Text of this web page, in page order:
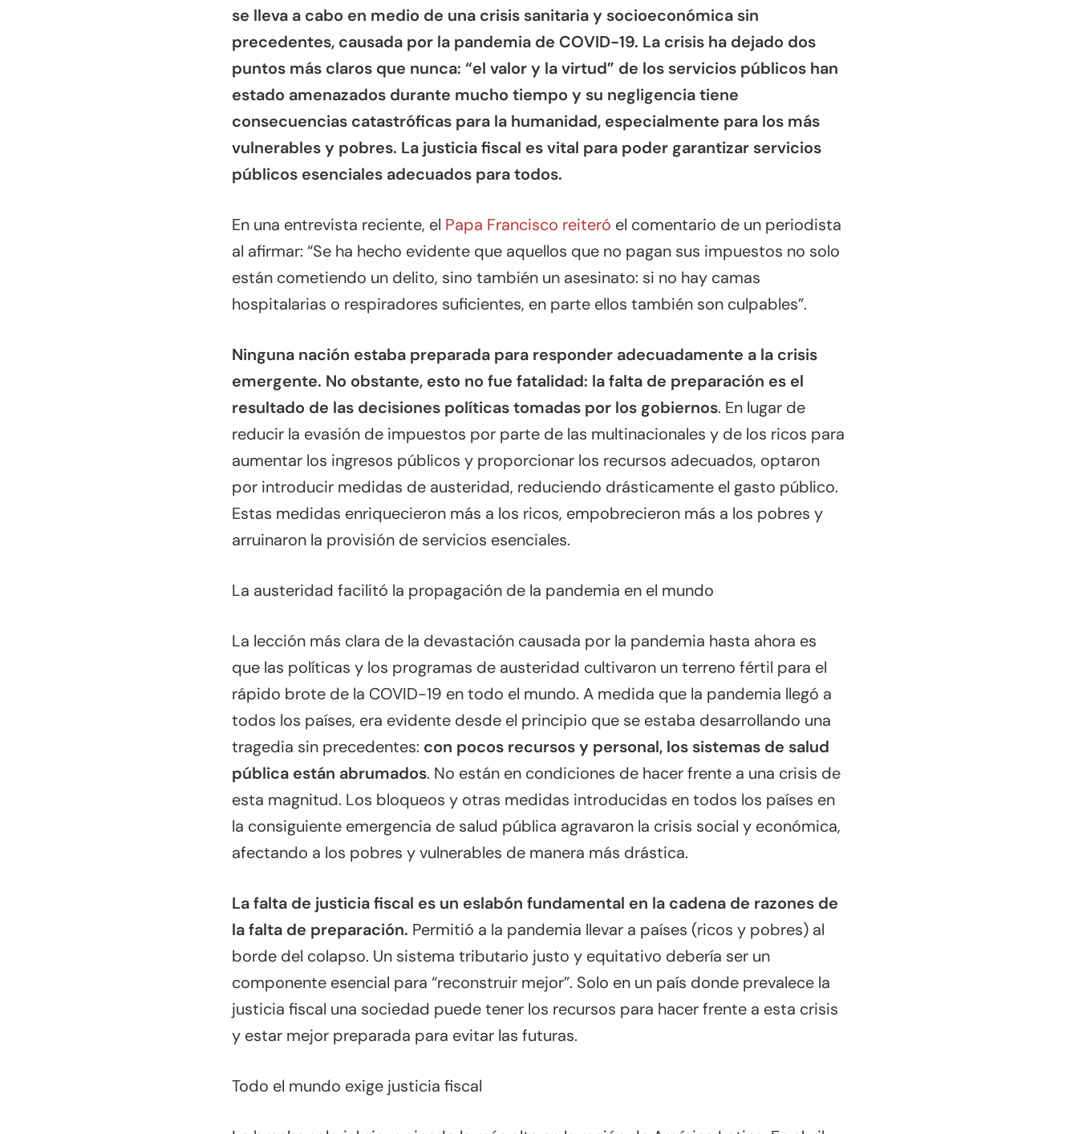
se lleva a cabo en medio de una crisis sanitaria y socioeconómica sin
precedentes, causada por la pandemia de COVID-19. La crisis ha dejado dos
puntos más claros que nunca: “el valor y la virtud” de los servicios públicos han
estado amenazados durante mucho tiempo y su negligencia tiene
consecuencias catastróficas para la humanidad, especialmente para los más
vulnerables y pobres. La justicia fiscal es vital para poder garantizar servicios
públicos esenciales adecuados para todos.
En una entrevista reciente, el Papa Francisco reiteró el comentario de un periodista
al afirmar: “Se ha hecho evidente que aquellos que no pagan sus impuestos no solo
están cometiendo un delito, sino también un asesinato: si no hay camas
hospitalarias o respiradores suficientes, en parte ellos también son culpables”.
Ninguna nación estaba preparada para responder adecuadamente a la crisis
emergente. No obstante, esto no fue fatalidad: la falta de preparación es el
resultado de las decisiones políticas tomadas por los gobiernos. En lugar de
reducir la evasión de impuestos por parte de las multinacionales y de los ricos para
aumentar los ingresos públicos y proporcionar los recursos adecuados, optaron
por introducir medidas de austeridad, reduciendo drásticamente el gasto público.
Estas medidas enriquecieron más a los ricos, empobrecieron más a los pobres y
arruinaron la provisión de servicios esenciales.
La austeridad facilitó la propagación de la pandemia en el mundo
La lección más clara de la devastación causada por la pandemia hasta ahora es
que las políticas y los programas de austeridad cultivaron un terreno fértil para el
rápido brote de la COVID-19 en todo el mundo. A medida que la pandemia llegó a
todos los países, era evidente desde el principio que se estaba desarrollando una
tragedia sin precedentes: con pocos recursos y personal, los sistemas de salud
pública están abrumados. No están en condiciones de hacer frente a una crisis de
esta magnitud. Los bloqueos y otras medidas introducidas en todos los países en
la consiguiente emergencia de salud pública agravaron la crisis social y económica,
afectando a los pobres y vulnerables de manera más drástica.
La falta de justicia fiscal es un eslabón fundamental en la cadena de razones de
la falta de preparación. Permitió a la pandemia llevar a países (ricos y pobres) al
borde del colapso. Un sistema tributario justo y equitativo debería ser un
componente esencial para “reconstruir mejor”. Solo en un país donde prevalece la
justicia fiscal una sociedad puede tener los recursos para hacer frente a esta crisis
y estar mejor preparada para evitar las futuras.
Todo el mundo exige justicia fiscal